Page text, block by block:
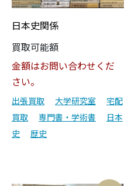
日本史関係
買取可能額
金額はお問い合わせくだ
さい。
出張買取 大学研究室
宅配
買取
専門書・学術書
日本
史
歴史